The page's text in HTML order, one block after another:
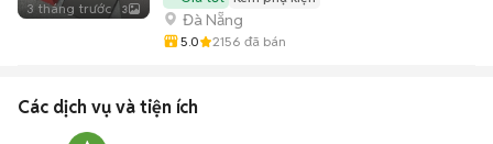
3 tháng trước 3
Đà Nẵng
5.0 2156 đã bán
Các dịch vụ và tiện ích